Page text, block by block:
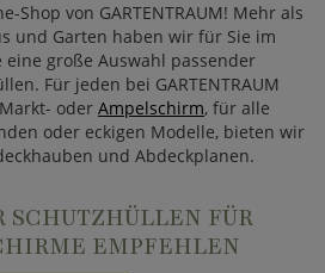
Shop von GARTENTRAUM! Mehr als
und Garten haben wir für Sie im
große Auswahl passender
Für jeden bei GARTENTRAUM
oder Ampelschirm, für alle
oder eckigen Modelle, bieten wir
und Abdeckplanen.
SCHUTZHÜLLEN FÜR
EMPFEHLEN